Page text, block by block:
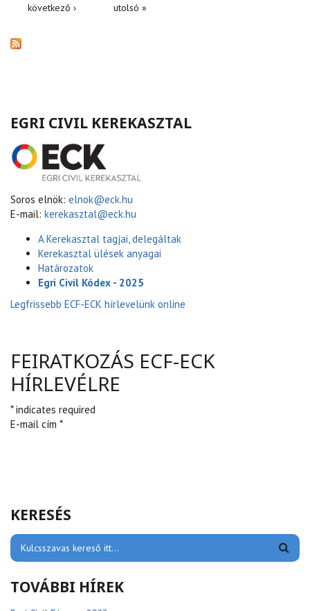
következő › utolsó »
EGRI CIVIL KEREKASZTAL
Soros elnök: elnok@eck.hu
E-mail: kerekasztal@eck.hu
A Kerekasztal tagjai, delegáltak
Kerekasztal ülések anyagai
Határozatok
Egri Civil Kódex - 2025
Legfrissebb ECF-ECK hírlevelünk online
FEIRATKOZÁS ECF-ECK
HÍRLEVÉLRE
* indicates required
E-mail cím *
KERESÉS
TOVÁBBI HÍREK